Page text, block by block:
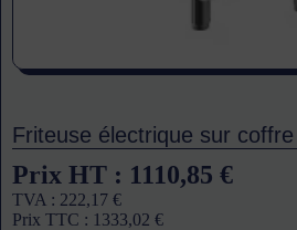
Friteuse électrique sur
Prix HT : 1110,85 €
TVA : 222,17 €
Prix TTC : 1333,02 €